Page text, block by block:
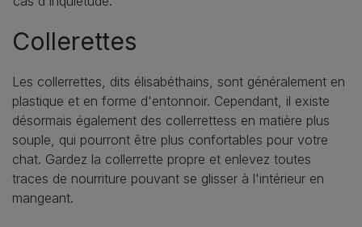
Collerettes
Les collerrettes, dits élisabéthains, sont généralement en
plastique et en forme d'entonnoir. Cependant, il existe
désormais également des collerrettess en matière plus
souple, qui pourront être plus confortables pour votre
chat. Gardez la collerrette propre et enlevez toutes
traces de nourriture pouvant se glisser à l'intérieur en
mangeant.